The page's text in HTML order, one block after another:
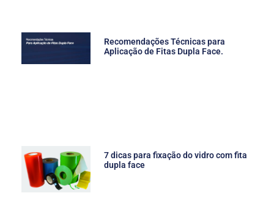
Recomendações Técnicas para
Aplicação de Fitas Dupla Face.
7 dicas para fixação do vidro com fita
dupla face